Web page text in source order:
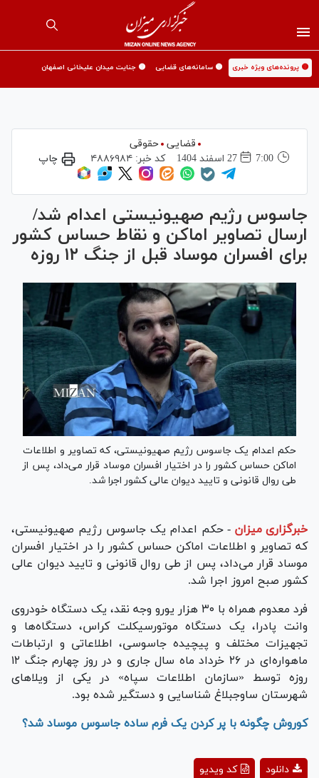
🟡 پرونده‌های ویژه خبری 🟡 سامانه‌های قضایی 🟡 جنایت میدان علیخانی اصفهان
قضایی حقوقی
7:00
27 اسفند 1404 کد خبر: ۴۸۸۶۹۸۴ چاپ
جاسوس رژیم صهیونیستی اعدام شد/
ارسال تصاویر اماکن و نقاط حساس کشور
برای افسران موساد قبل از جنگ ۱۲ روزه
حکم اعدام یک جاسوس رژیم صهیونیستی، که تصاویر و اطلاعات
اماکن حساس کشور را در اختیار افسران موساد قرار می‌داد، پس از
طی روال قانونی و تایید دیوان عالی کشور اجرا شد.
خبرگزاری میزان - حکم اعدام یک جاسوس رژیم صهیونیستی،
که تصاویر و اطلاعات اماکن حساس کشور را در اختیار افسران
موساد قرار می‌داد، پس از طی روال قانونی و تایید دیوان عالی
کشور صبح امروز اجرا شد.
فرد معدوم همراه با ۳۰ هزار یورو وجه نقد، یک دستگاه خودروی
وانت پادرا، یک دستگاه موتورسیکلت کراس، دستگاه‌ها و
تجهیزات مختلف و پیچیده جاسوسی، اطلاعاتی و ارتباطات
ماهواره‌ای در ۲۶ خرداد ماه سال جاری و در روز چهارم جنگ ۱۲
روزه توسط «سازمان اطلاعات سپاه» در یکی از ویلا‌های
شهرستان ساوجبلاغ شناسایی و دستگیر شده بود.
کوروش چگونه با پر کردن یک فرم ساده جاسوس موساد شد؟
Playکد ویدیو دانلود